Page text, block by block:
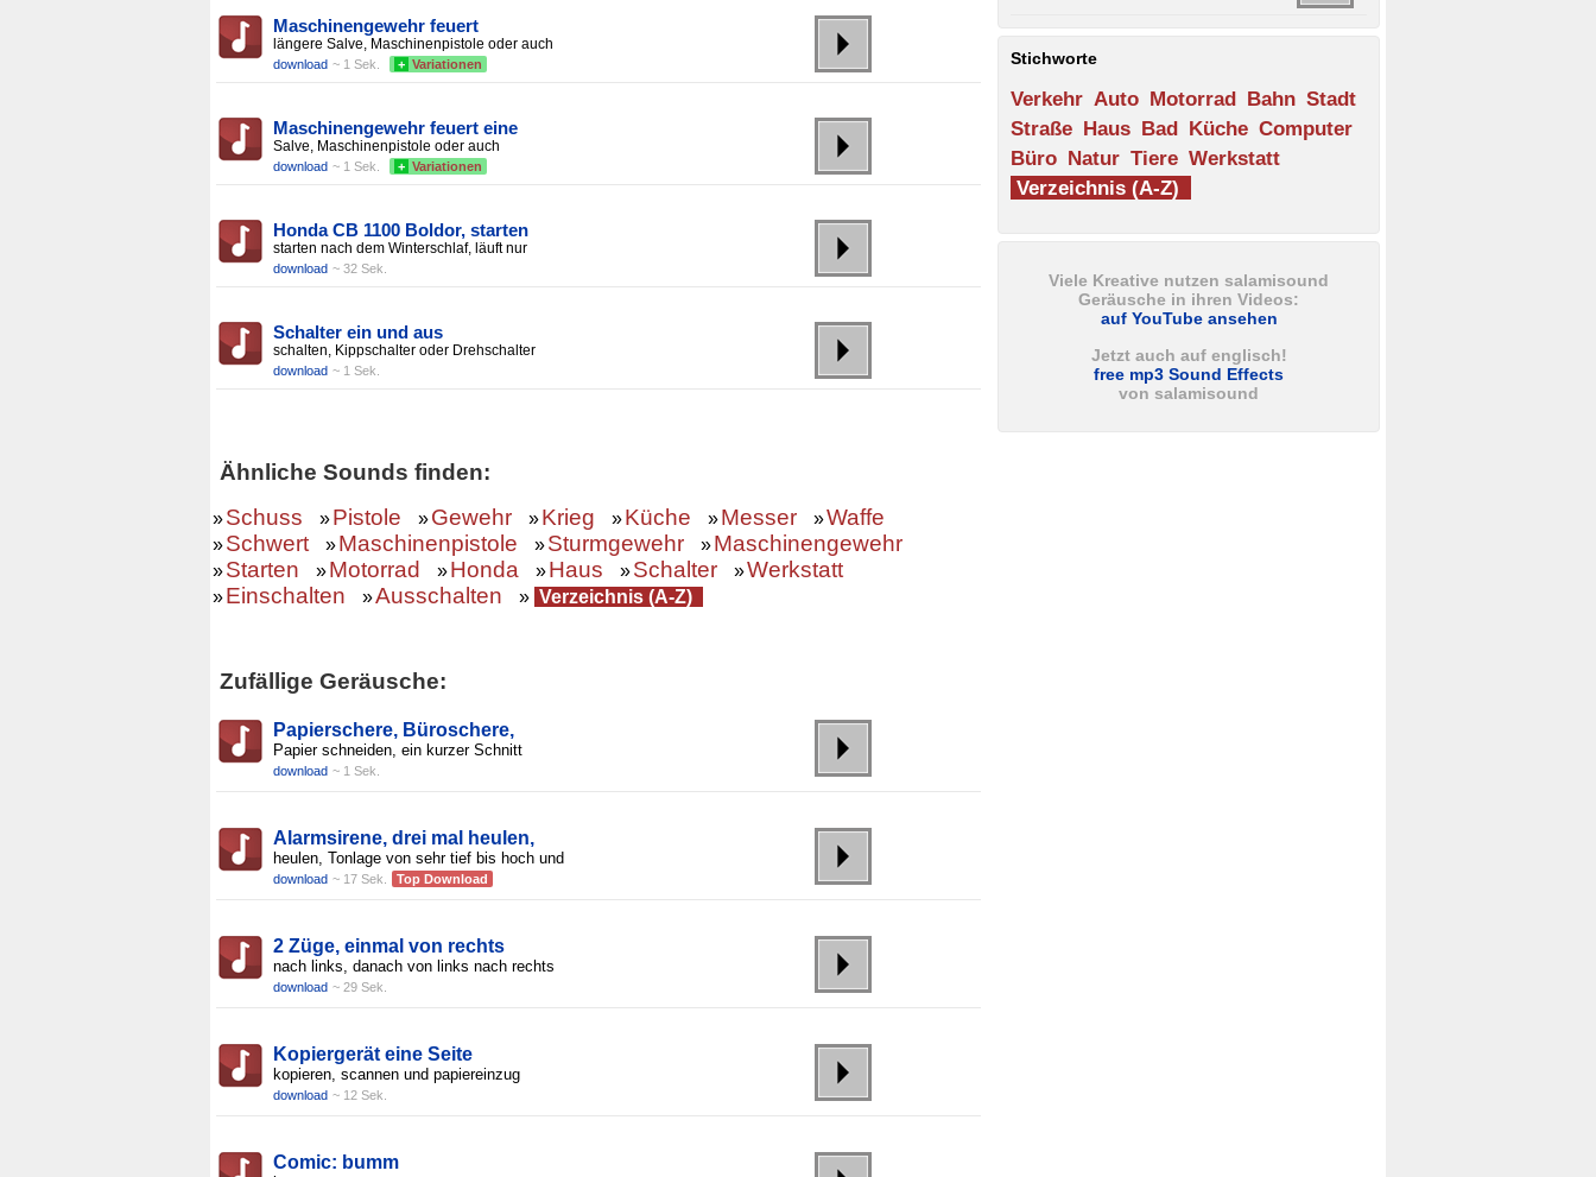
Maschinengewehr feuert
längere Salve, Maschinenpistole oder auch
download ~ 1 Sek. + Variationen
Maschinengewehr feuert eine
Salve, Maschinenpistole oder auch
download ~ 1 Sek. + Variationen
Honda CB 1100 Boldor, starten
starten nach dem Winterschlaf, läuft nur
download ~ 32 Sek.
Schalter ein und aus
schalten, Kippschalter oder Drehschalter
download ~ 1 Sek.
Ähnliche Sounds finden:
»Schuss »Pistole »Gewehr »Krieg »Küche »Messer »Waffe
»Schwert »Maschinenpistole »Sturmgewehr »Maschinengewehr
»Starten »Motorrad »Honda »Haus »Schalter »Werkstatt
»Einschalten »Ausschalten » Verzeichnis (A-Z)
Zufällige Geräusche:
Papierschere, Büroschere,
Papier schneiden, ein kurzer Schnitt
download ~ 1 Sek.
Alarmsirene, drei mal heulen,
heulen, Tonlage von sehr tief bis hoch und
download ~ 17 Sek. Top Download
2 Züge, einmal von rechts
nach links, danach von links nach rechts
download ~ 29 Sek.
Kopiergerät eine Seite
kopieren, scannen und papiereinzug
download ~ 12 Sek.
Comic: bumm
Stichworte
Verkehr Auto Motorrad Bahn Stadt
Straße Haus Bad Küche Computer
Büro Natur Tiere Werkstatt
Verzeichnis (A-Z)
Viele Kreative nutzen salamisound
Geräusche in ihren Videos:
auf YouTube ansehen
Jetzt auch auf englisch!
free mp3 Sound Effects
von salamisound